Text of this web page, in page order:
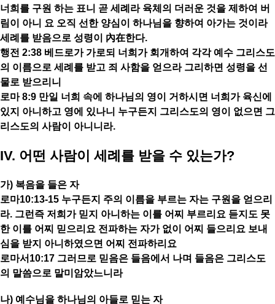
너희를 구원 하는 표니 곧 세례라 육체의 더러운 것을 제하여 버
림이 아니 요 오직 선한 양심이 하나님을 향하여 아가는 것이라
세례를 받음으로 성령이 內在한다.
행전 2:38 베드로가 가로되 너희가 회개하여 각각 예수 그리스도
의 이름으로 세례를 받고 죄 사함을 얻으라 그리하면 성령을 선
물로 받으리니
로마 8:9 만일 너희 속에 하나님의 영이 거하시면 너희가 육신에
있지 아니하고 영에 있나니 누구든지 그리스도의 영이 없으면 그
리스도의 사람이 아니니라.
IV. 어떤 사람이 세례를 받을 수 있는가?
가) 복음을 들은 자
로마10:13-15 누구든지 주의 이름을 부르는 자는 구원을 얻으리
라. 그런즉 저희가 믿지 아니하는 이를 어찌 부르리요 듣지도 못
한 이를 어찌 믿으리요 전파하는 자가 없이 어찌 들으리요 보내
심을 받지 아니하였으면 어찌 전파하리요
로마서10:17 그러므로 믿음은 들음에서 나며 들음은 그리스도
의 말씀으로 말미암았느니라
나) 예수님을 하나님의 아들로 믿는 자